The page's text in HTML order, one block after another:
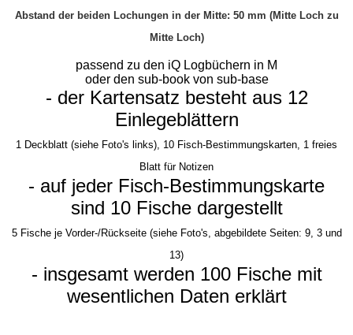
Abstand der beiden Lochungen in der Mitte: 50 mm (Mitte Loch zu
Mitte Loch)
passend zu den iQ Logbüchern in M
oder den sub-book von sub-base
- der Kartensatz besteht aus 12
Einlegeblättern
1 Deckblatt (siehe Foto's links), 10 Fisch-Bestimmungskarten, 1 freies
Blatt für Notizen
- auf jeder Fisch-Bestimmungskarte
sind 10 Fische dargestellt
5 Fische je Vorder-/Rückseite (siehe Foto's, abgebildete Seiten: 9, 3 und
13)
- insgesamt werden 100 Fische mit
wesentlichen Daten erklärt